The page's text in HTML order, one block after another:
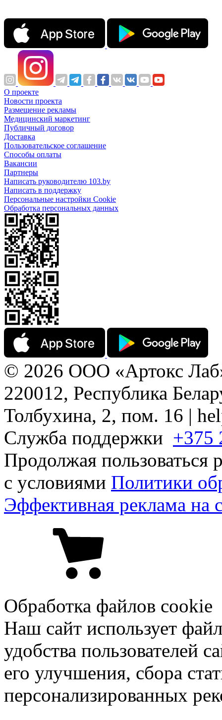
О проекте
Новости проекта
Размещение рекламы
Медицинский маркетинг
Публичный договор
Доставка
Пользовательское соглашение
Способы оплаты
Вакансии
Партнеры
Написать руководителю 103.by
Написать в поддержку
Персональные настройки Cookie
Обработка персональных данных
© 2026 ООО «Артокс
220012, Республика
Толбухина, 2, пом. 16 |
Служба поддержки +375
Продолжая пользоваться
с условиями Политики
Эффективная реклама на
Обработка файлов cookie
Наш сайт использует
удобства пользователей
его улучшения, сбора
персонализированных